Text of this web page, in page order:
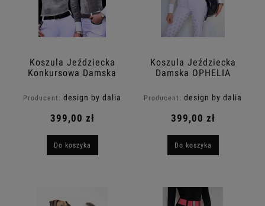
Koszula Jeździecka
Konkursowa Damska
Srebrna
Producent: design by dalia
399,00 zł
Do koszyka
Koszula Jeździecka
Damska OPHELIA
Dalia
Producent: design by dalia
399,00 zł
Do koszyka